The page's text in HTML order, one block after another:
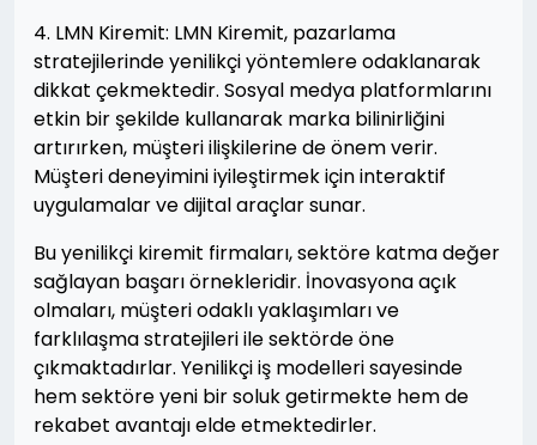
4. LMN Kiremit: LMN Kiremit, pazarlama
stratejilerinde yenilikçi yöntemlere odaklanarak
dikkat çekmektedir. Sosyal medya platformlarını
etkin bir şekilde kullanarak marka bilinirliğini
artırırken, müşteri ilişkilerine de önem verir.
Müşteri deneyimini iyileştirmek için interaktif
uygulamalar ve dijital araçlar sunar.
Bu yenilikçi kiremit firmaları, sektöre katma değer
sağlayan başarı örnekleridir. İnovasyona açık
olmaları, müşteri odaklı yaklaşımları ve
farklılaşma stratejileri ile sektörde öne
çıkmaktadırlar. Yenilikçi iş modelleri sayesinde
hem sektöre yeni bir soluk getirmekte hem de
rekabet avantajı elde etmektedirler.